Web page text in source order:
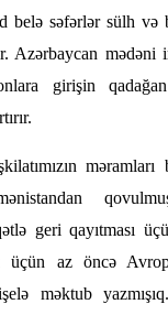
belə səfərlər sülh və
Azərbaycan mədəni
girişin
məramları
qovulmuş
geri qayıtması
az öncə
məktub